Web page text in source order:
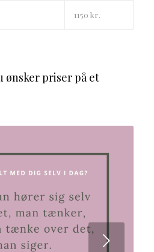
1150 kr.
ønsker priser på et